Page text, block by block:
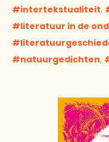
intertekstualiteit,
literatuur in de
natuurgedichten,